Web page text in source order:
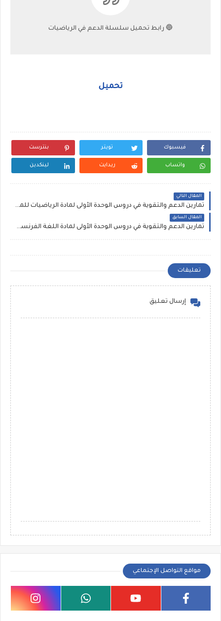
🔵 رابط تحميل سلسلة الدعم في الرياضيات
تحميل
فيسبوك تويتر بنترست
واتساب ريدايت لينكدين
المقال التالي
تمارين الدعم والتقوية في دروس الوحدة الأولى لمادة الرياضيات للمستوى 6 ابتدائي
المقال السابق
تمارين الدعم والتقوية في دروس الوحدة الأولى لمادة اللغة الفرنسية للمستوى 5 ابتدائي
تعليقات
إرسال تعليق
مواقع التواصل الإجتماعي